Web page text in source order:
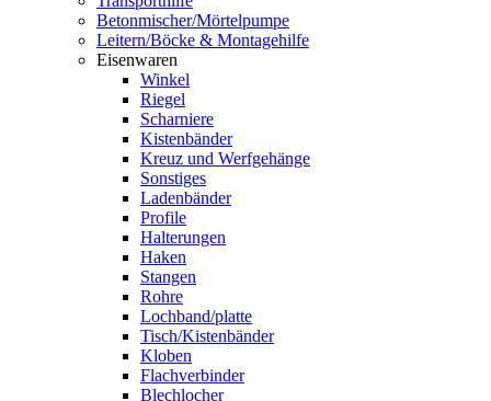
Betonmischer/Mörtelpumpe
Leitern/Böcke & Montagehilfe
Eisenwaren
Winkel
Riegel
Scharniere
Kistenbänder
Kreuz und Werfgehänge
Sonstiges
Ladenbänder
Profile
Halterungen
Haken
Stangen
Rohre
Lochband/platte
Tisch/Kistenbänder
Kloben
Flachverbinder
Blechlocher